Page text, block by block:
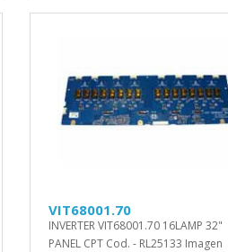
VIT68001.70
INVERTER VIT68001.70 16LAMP 32"
PANEL CPT Cod. - RL25133 Imagen